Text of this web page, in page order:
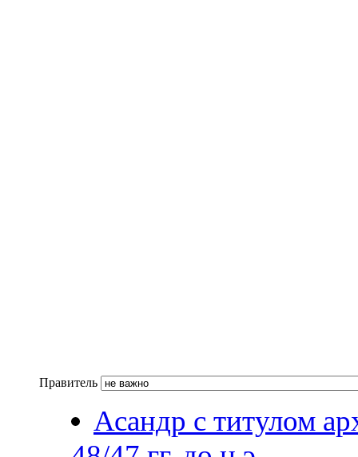
Правитель
Асандр с титулом